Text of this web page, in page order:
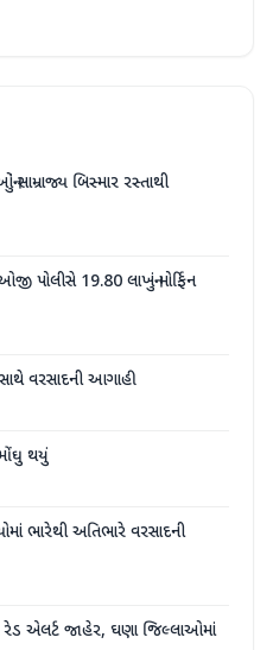
સામ્રાજ્ય બિસ્માર રસ્તાથી
પોલીસે 19.80 લાખનું મોર્ફિન
વરસાદની આગાહી
મોંઘુ થયું
ભારેથી અતિભારે વરસાદની
એલર્ટ જાહેર, ઘણા જિલ્લાઓમાં